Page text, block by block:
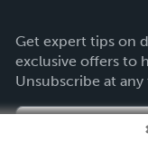
Get expert tips on
exclusive offers to
Unsubscribe at any